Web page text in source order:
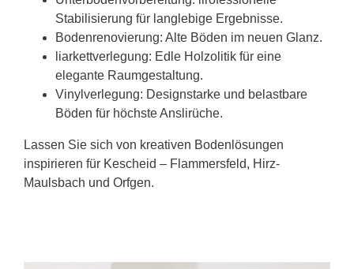
Stabilisierung für langlebige Ergebnisse.
Bodenrenovierung: Alte Böden im neuen Glanz.
liarkettverlegung: Edle Holzolitik für eine
elegante Raumgestaltung.
Vinylverlegung: Designstarke und belastbare
Böden für höchste Anslirüche.
Lassen Sie sich von kreativen Bodenlösungen
inspirieren für Kescheid – Flammersfeld, Hirz-
Maulsbach und Orfgen.